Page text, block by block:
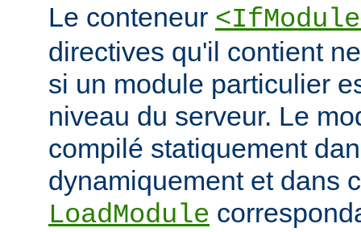
Le conteneur
directives qu'il contient
si un module particulier
niveau du serveur. Le
compilé statiquement
dynamiquement et dans
LoadModule